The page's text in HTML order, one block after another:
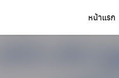
หน้าแรก